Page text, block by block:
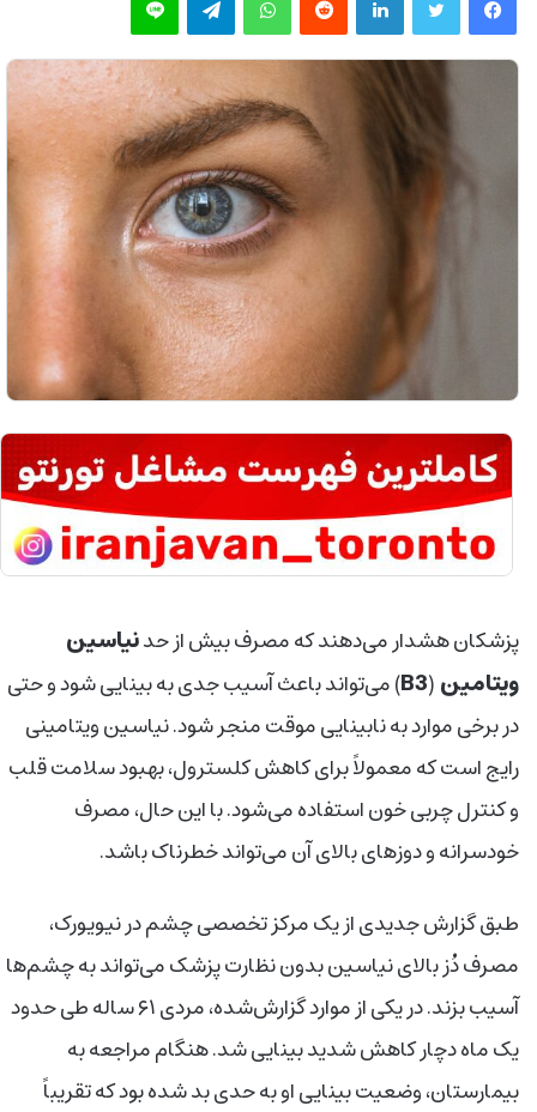
پزشکان هشدار می‌دهند که مصرف بیش‌ از حدنیاسین
ویتامین (
B3) می‌تواند باعث آسیب جدی به بینایی شود و حتی
در برخی موارد به نابینایی موقت منجر شود. نیاسین ویتامینی
رایج است که معمولاً برای کاهش کلسترول، بهبود سلامت قلب
و کنترل چربی خون استفاده می‌شود. با این حال، مصرف
خودسرانه و دوزهای بالای آن می‌تواند خطرناک باشد.
طبق گزارش جدیدی از یک مرکز تخصصی چشم در نیویورک،
مصرف دُز بالای نیاسین بدون نظارت پزشک می‌تواند به چشم‌ها
آسیب بزند. در یکی از موارد گزارش‌شده، مردی ۶۱ ساله طی حدود
یک ماه دچار کاهش شدید بینایی شد. هنگام مراجعه به
بیمارستان، وضعیت بینایی او به حدی بد شده بود که تقریباً